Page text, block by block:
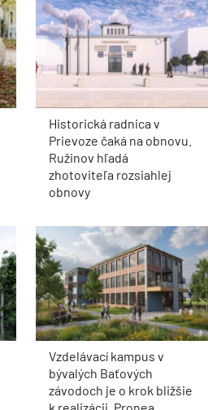
Historická radnica v
Prievoze čaká na obnovu.
Ružinov hľadá
zhotoviteľa rozsiahlej
obnovy
Vzdelávací kampus v
bývalých Baťových
závodoch je o krok bližšie